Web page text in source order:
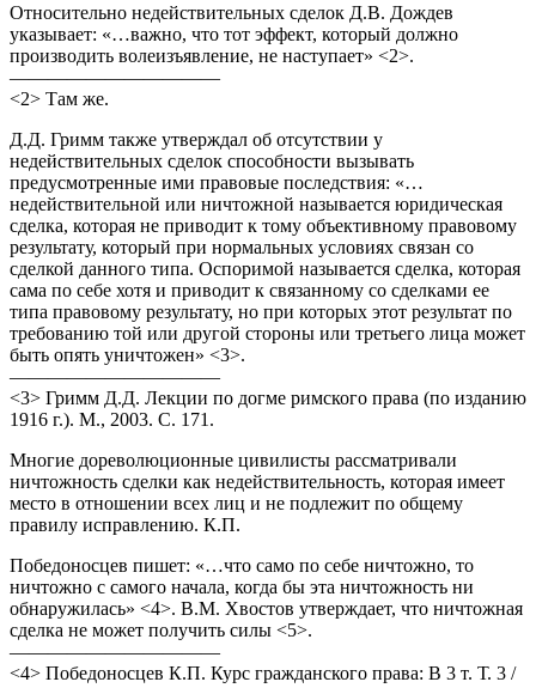
Относительно недействительных сделок Д.В. Дождев
указывает: «…важно, что тот эффект, который должно
производить волеизъявление, не наступает» <2>.
———————————
<2> Там же.
Д.Д. Гримм также утверждал об отсутствии у
недействительных сделок способности вызывать
предусмотренные ими правовые последствия: «…
недействительной или ничтожной называется юридическая
сделка, которая не приводит к тому объективному правовому
результату, который при нормальных условиях связан со
сделкой данного типа. Оспоримой называется сделка, которая
сама по себе хотя и приводит к связанному со сделками ее
типа правовому результату, но при которых этот результат по
требованию той или другой стороны или третьего лица может
быть опять уничтожен» <3>.
———————————
<3> Гримм Д.Д. Лекции по догме римского права (по изданию
1916 г.). М., 2003. С. 171.
Многие дореволюционные цивилисты рассматривали
ничтожность сделки как недействительность, которая имеет
место в отношении всех лиц и не подлежит по общему
правилу исправлению. К.П.
Победоносцев пишет: «…что само по себе ничтожно, то
ничтожно с самого начала, когда бы эта ничтожность ни
обнаружилась» <4>. В.М. Хвостов утверждает, что ничтожная
сделка не может получить силы <5>.
———————————
<4> Победоносцев К.П. Курс гражданского права: В 3 т. Т. 3 /